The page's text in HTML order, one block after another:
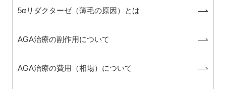
5αリダクターゼ（薄毛の原因）とは
AGA治療の副作用について
AGA治療の費用（相場）について